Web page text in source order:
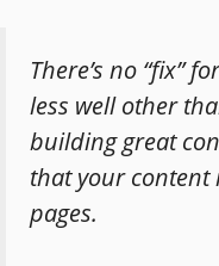
There’s no “fix”
less well other
building great
that your content
pages.